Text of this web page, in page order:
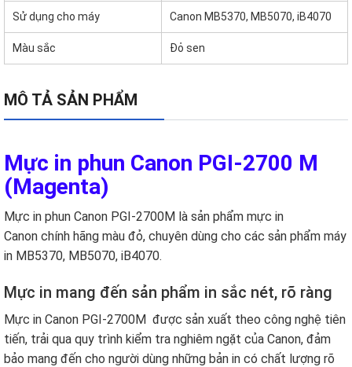
Sử dụng cho máy Canon MB5370, MB5070, iB4070
Màu sắc Đỏ sen
MÔ TẢ SẢN PHẨM
Mực in phun Canon PGI-2700 M
(Magenta)
Mực in phun Canon PGI-2700M là sản phẩm mực in
Canon chính hãng màu đỏ, chuyên dùng cho các sản phẩm máy
in MB5370, MB5070, iB4070.
Mực in mang đến sản phẩm in sắc nét, rõ ràng
Mực in Canon PGI-2700M được sản xuất theo công nghệ tiên
tiến, trải qua quy trình kiểm tra nghiêm ngặt của Canon, đảm
bảo mang đến cho người dùng những bản in có chất lượng rõ